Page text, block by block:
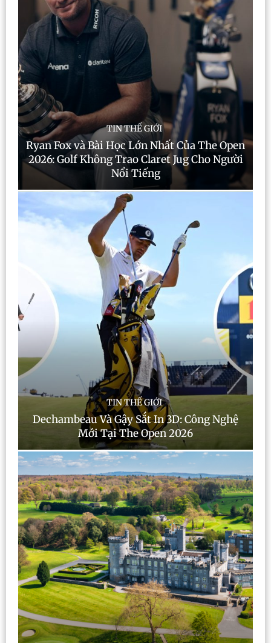
TIN THẾ GIỚI
Ryan Fox và Bài Học Lớn Nhất Của The Open
2026: Golf Không Trao Claret Jug Cho Người
Nổi Tiếng
TIN THẾ GIỚI
Dechambeau Và Gậy Sắt In 3D: Công Nghệ
Mới Tại The Open 2026